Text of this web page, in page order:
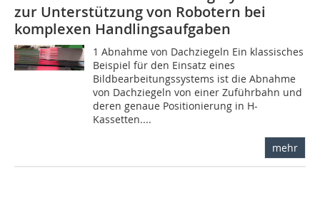
zur Unterstützung von Robotern bei
komplexen Handlingsaufgaben
1 Abnahme von Dachziegeln Ein klassisches
Beispiel für den Einsatz eines
Bildbearbeitungssystems ist die Abnahme
von Dachziegeln von einer Zuführbahn und
deren genaue Positionierung in H-
Kassetten....
mehr